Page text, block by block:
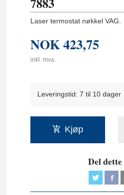
Laser termostat nøkkel VAG.
NOK423,75
inkl. mva.
Leveringstid: 7 til 10 dager
Kjøp
Del dette